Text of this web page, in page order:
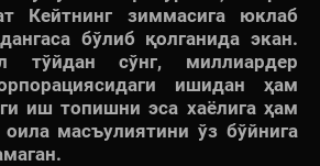
Кейтнинг зиммасига юклаб
бўлиб қолганида экан.
тўйдан сўнг, миллиардер
ишидан ҳам
иш топишни эса хаёлига ҳам
масъулиятини ўз бўйнига